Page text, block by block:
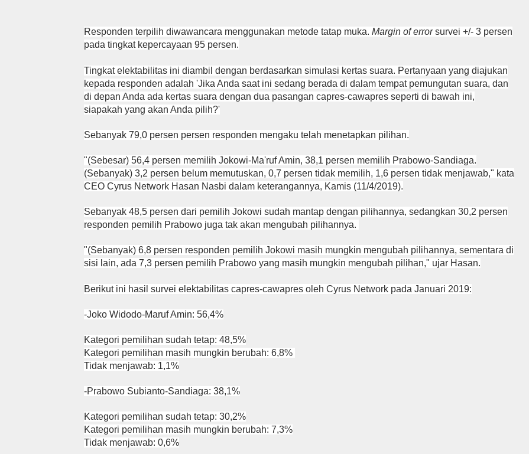
Responden terpilih diwawancara menggunakan metode tatap muka. Margin of error survei +/- 3 persen
pada tingkat kepercayaan 95 persen.
Tingkat elektabilitas ini diambil dengan berdasarkan simulasi kertas suara. Pertanyaan yang diajukan
kepada responden adalah 'Jika Anda saat ini sedang berada di dalam tempat pemungutan suara, dan
di depan Anda ada kertas suara dengan dua pasangan capres-cawapres seperti di bawah ini,
siapakah yang akan Anda pilih?'
Sebanyak 79,0 persen persen responden mengaku telah menetapkan pilihan.
"(Sebesar) 56,4 persen memilih Jokowi-Ma'ruf Amin, 38,1 persen memilih Prabowo-Sandiaga.
(Sebanyak) 3,2 persen belum memutuskan, 0,7 persen tidak memilih, 1,6 persen tidak menjawab," kata
CEO Cyrus Network Hasan Nasbi dalam keterangannya, Kamis (11/4/2019).
Sebanyak 48,5 persen dari pemilih Jokowi sudah mantap dengan pilihannya, sedangkan 30,2 persen
responden pemilih Prabowo juga tak akan mengubah pilihannya.
"(Sebanyak) 6,8 persen responden pemilih Jokowi masih mungkin mengubah pilihannya, sementara di
sisi lain, ada 7,3 persen pemilih Prabowo yang masih mungkin mengubah pilihan," ujar Hasan.
Berikut ini hasil survei elektabilitas capres-cawapres oleh Cyrus Network pada Januari 2019:
-Joko Widodo-Maruf Amin: 56,4%
Kategori pemilihan sudah tetap: 48,5%
Kategori pemilihan masih mungkin berubah: 6,8%
Tidak menjawab: 1,1%
-Prabowo Subianto-Sandiaga: 38,1%
Kategori pemilihan sudah tetap: 30,2%
Kategori pemilihan masih mungkin berubah: 7,3%
Tidak menjawab: 0,6%